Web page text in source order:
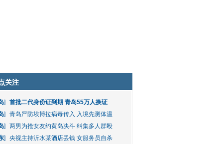
关注
]
首批二代身份证到期 青岛55万人换证
]
青岛严防埃博拉病毒传入 入境先测体温
]
两男为抢女友约黄岛决斗 纠集多人群殴
]
央视主持沂水某酒店丢钱 女服务员自杀